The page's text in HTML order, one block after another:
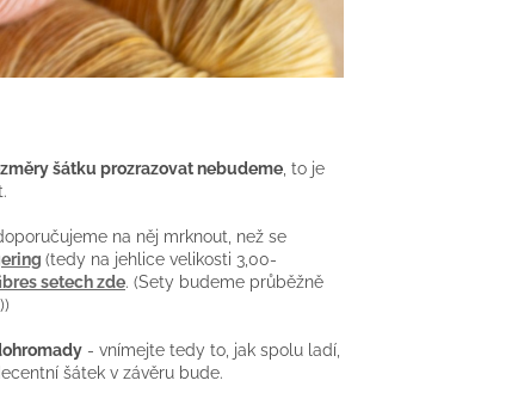
šátku prozrazovat nebudeme, to je
na něj mrknout, než se
(tedy na jehlice velikosti 3,00-
setech zde. (Sety budeme průběžně
- vnímejte tedy to, jak spolu ladí,
šátek v závěru bude.